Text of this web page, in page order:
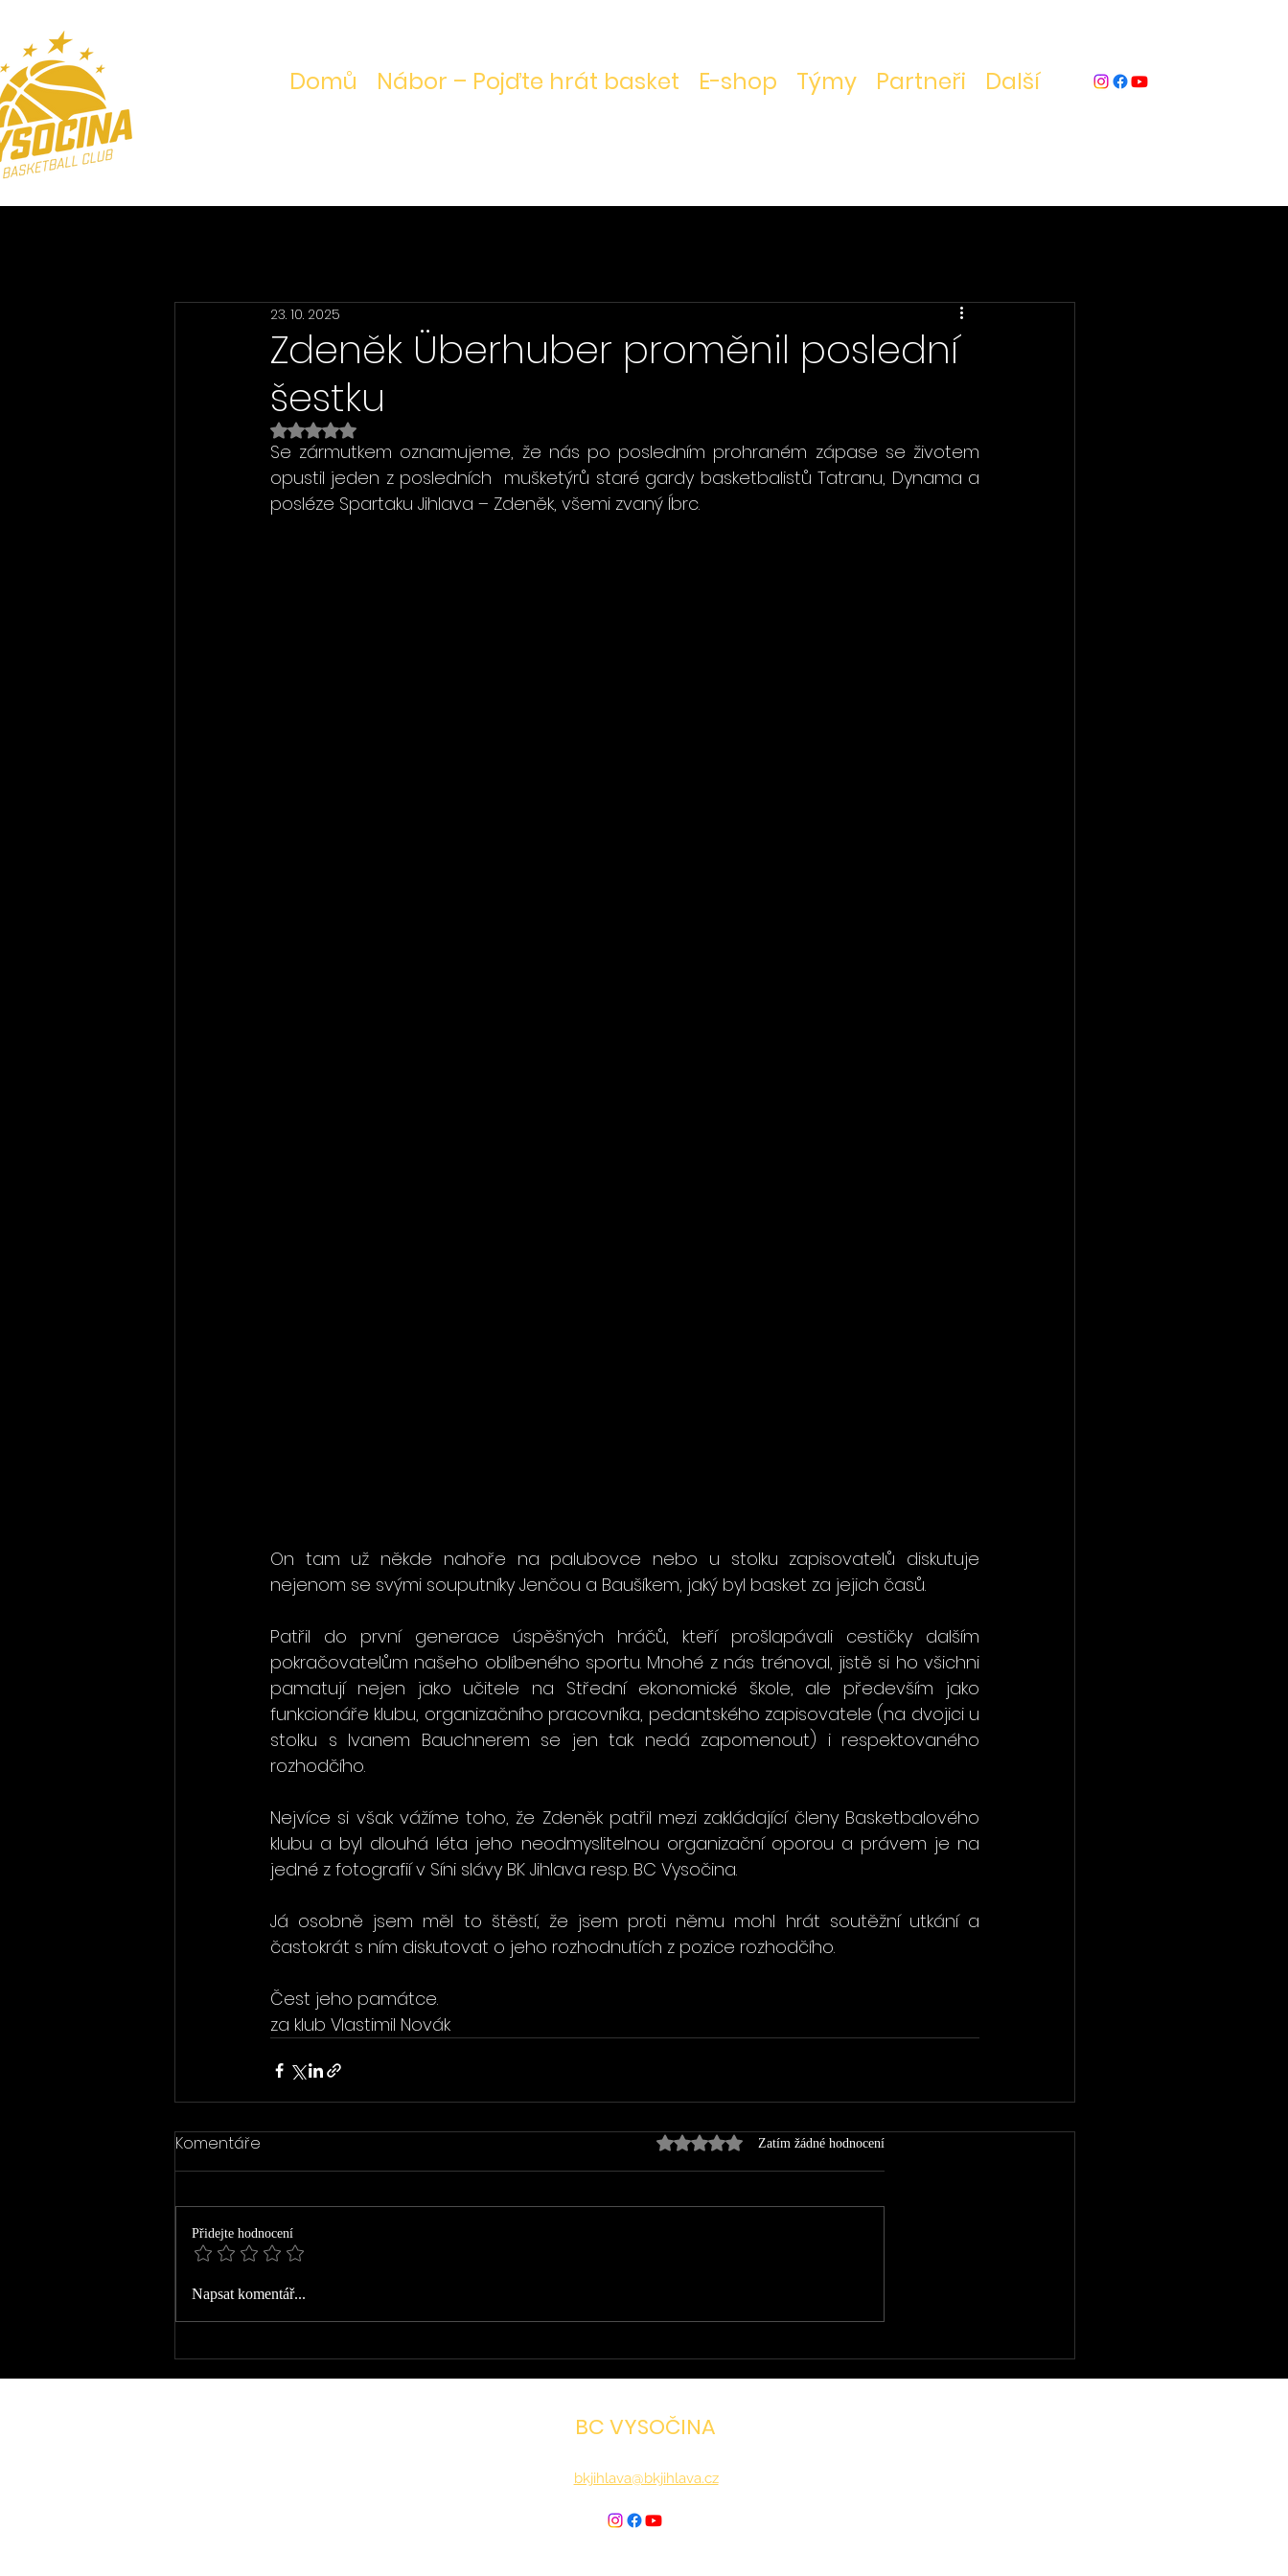
Domů Nábor – Pojďte hrát basket E-shop Týmy Partneři Další
Zdeněk Überhuber proměnil poslední
šestku
23. 10. 2025
Hodnoceno NaN z 5 hvězdiček.
Se zármutkem oznamujeme, že nás po posledním prohraném zápase se životem
opustil jeden z posledních  mušketýrů staré gardy basketbalistů Tatranu, Dynama a
posléze Spartaku Jihlava – Zdeněk, všemi zvaný Íbrc.
On tam už někde nahoře na palubovce nebo u stolku zapisovatelů diskutuje
nejenom se svými souputníky Jenčou a Baušíkem, jaký byl basket za jejich časů.
Patřil do první generace úspěšných hráčů, kteří prošlapávali cestičky dalším
pokračovatelům našeho oblíbeného sportu. Mnohé z nás trénoval, jistě si ho všichni
pamatují nejen jako učitele na Střední ekonomické škole, ale především jako
funkcionáře klubu, organizačního pracovníka, pedantského zapisovatele (na dvojici u
stolku s Ivanem Bauchnerem se jen tak nedá zapomenout) i respektovaného
rozhodčího.
Nejvíce si však vážíme toho, že Zdeněk patřil mezi zakládající členy Basketbalového
klubu a byl dlouhá léta jeho neodmyslitelnou organizační oporou a právem je na
jedné z fotografií v Síni slávy BK Jihlava resp. BC Vysočina.
Já osobně jsem měl to štěstí, že jsem proti němu mohl hrát soutěžní utkání a
častokrát s ním diskutovat o jeho rozhodnutích z pozice rozhodčího.
Čest jeho památce.
za klub Vlastimil Novák
Komentáře Hodnoceno 0 z 5 hvězdiček.
Zatím žádné hodnocení
Přidejte hodnocení
Napsat komentář...
BC VYSOČINA
bkjihlava@bkjihlava.cz